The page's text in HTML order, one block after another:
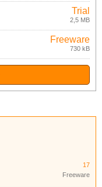
Trial
2,5 MB
Freeware
730 kB
17
Freeware